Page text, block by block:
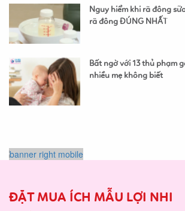
Nguy hiểm khi rã đông
rã đông ĐÚNG NHẤT
Bất ngờ với 13 thủ phạm
nhiều mẹ không biết
ĐẶT MUA ÍCH MẪU LỢI NHI